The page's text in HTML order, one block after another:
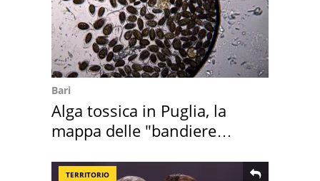
Bari
Alga tossica in Puglia, la
mappa delle "bandiere
TERRITORIO